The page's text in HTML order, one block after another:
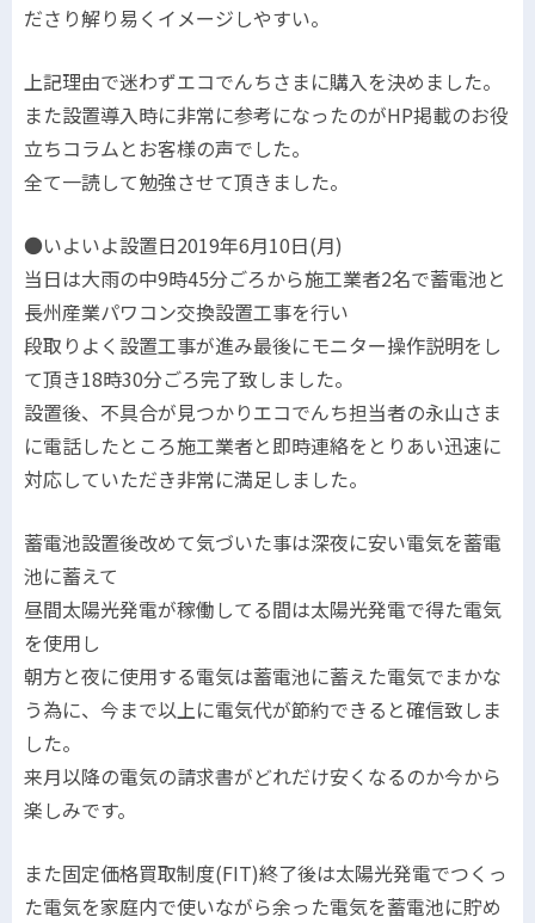
ださり解り易くイメージしやすい。
上記理由で迷わずエコでんちさまに購入を決めました。
また設置導入時に非常に参考になったのがHP掲載のお役
立ちコラムとお客様の声でした。
全て一読して勉強させて頂きました。
●いよいよ設置日2019年6月10日(月)
当日は大雨の中9時45分ごろから施工業者2名で蓄電池と
長州産業パワコン交換設置工事を行い
段取りよく設置工事が進み最後にモニター操作説明をし
て頂き18時30分ごろ完了致しました。
設置後、不具合が見つかりエコでんち担当者の永山さま
に電話したところ施工業者と即時連絡をとりあい迅速に
対応していただき非常に満足しました。
蓄電池設置後改めて気づいた事は深夜に安い電気を蓄電
池に蓄えて
昼間太陽光発電が稼働してる間は太陽光発電で得た電気
を使用し
朝方と夜に使用する電気は蓄電池に蓄えた電気でまかな
う為に、今まで以上に電気代が節約できると確信致しま
した。
来月以降の電気の請求書がどれだけ安くなるのか今から
楽しみです。
また固定価格買取制度(FIT)終了後は太陽光発電でつくっ
た電気を家庭内で使いながら余った電気を蓄電池に貯め